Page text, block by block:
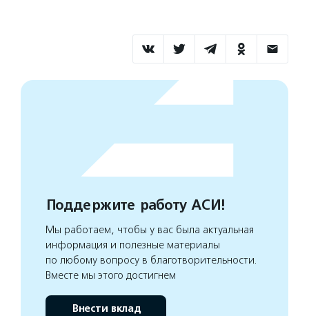
Поддержите работу АСИ!
Мы работаем, чтобы у вас была актуальная
информация и полезные материалы
по любому вопросу в благотворительности.
Вместе мы этого достигнем
Внести вклад